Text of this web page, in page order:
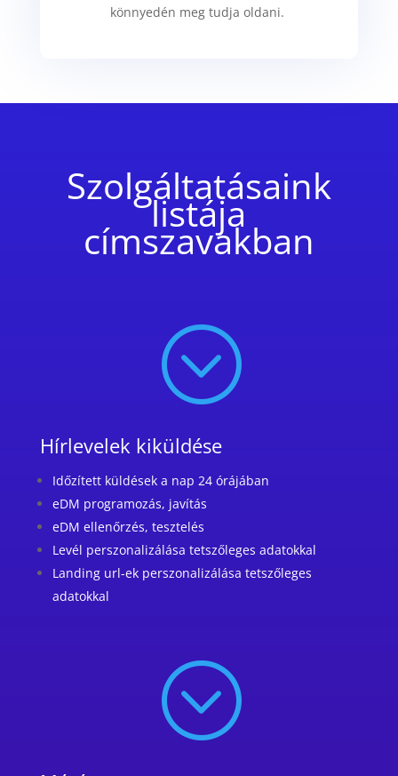
könnyedén meg tudja oldani.
Szolgáltatásaink
listája
címszavakban
;
Hírlevelek kiküldése
Időzített küldések a nap 24 órájában
eDM programozás, javítás
eDM ellenőrzés, tesztelés
Levél perszonalizálása tetszőleges adatokkal
Landing url-ek perszonalizálása tetszőleges
adatokkal
;